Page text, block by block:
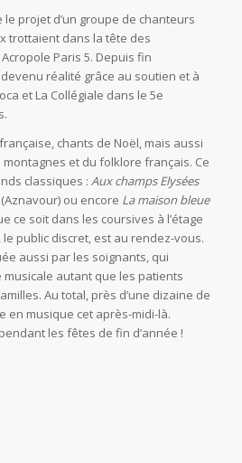
projet d’un groupe de chanteurs
trottaient dans la tête des
Paris 5. Depuis fin
réalité grâce au soutien et à
et La Collégiale dans le 5e
chants de Noël, mais aussi
et du folklore français. Ce
classiques : Aux champs Elysées
ou encore La maison bleue
ce soit dans les coursives à l’étage
public discret, est au rendez-vous.
aussi par les soignants, qui
autant que les patients
Au total, près d’une dizaine de
en musique cet après-midi-là.
les fêtes de fin d’année !